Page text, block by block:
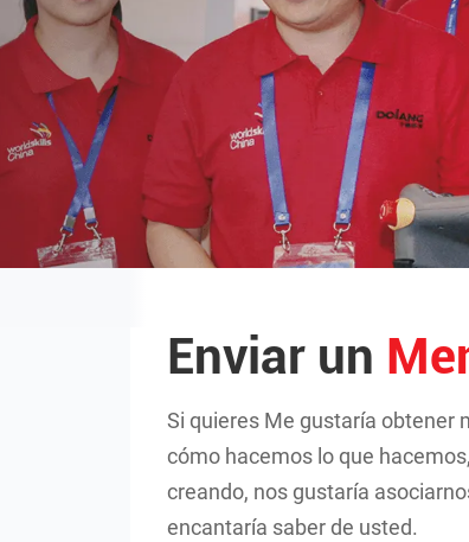
Enviar un
Si quieres Me gustaría obtener
cómo hacemos lo que
creando, nos gustaría
encantaría saber de usted.